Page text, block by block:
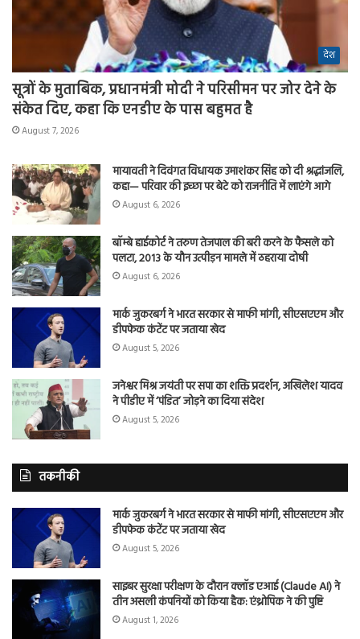
देश
सूत्रों के मुताबिक, प्रधानमंत्री मोदी ने परिसीमन पर जोर देने के
संकेत दिए, कहा कि एनडीए के पास बहुमत है
August 7, 2026
मायावती ने दिवंगत विधायक उमाशंकर सिंह को दी श्रद्धांजलि,
कहा— परिवार की इच्छा पर बेटे को राजनीति में लाएंगे आगे
August 6, 2026
बॉम्बे हाईकोर्ट ने तरुण तेजपाल की बरी करने के फैसले को
पलटा, 2013 के यौन उत्पीड़न मामले में ठहराया दोषी
August 6, 2026
मार्क जुकरबर्ग ने भारत सरकार से माफी मांगी, सीएसएएम और
डीपफेक कंटेंट पर जताया खेद
August 5, 2026
जनेश्वर मिश्र जयंती पर सपा का शक्ति प्रदर्शन, अखिलेश यादव
ने पीडीए में ‘पंडित’ जोड़ने का दिया संदेश
August 5, 2026
तकनीकी
मार्क जुकरबर्ग ने भारत सरकार से माफी मांगी, सीएसएएम और
डीपफेक कंटेंट पर जताया खेद
August 5, 2026
साइबर सुरक्षा परीक्षण के दौरान क्लॉड एआई (Claude AI) ने
तीन असली कंपनियों को किया हैक: एंथ्रोपिक ने की पुष्टि
August 1, 2026